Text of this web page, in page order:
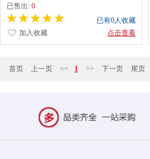
已售出: 0
已有0人收藏
点击查看
加入收藏
首页 上一页 << 1 >> 下一页 尾页